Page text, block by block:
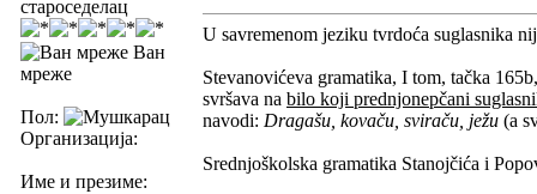
староседелац
Ван
мреже
Пол:
Организација:
Име и презиме:
U savremenom jeziku tvrdoća suglasnika
Stevanovićeva gramatika, I tom, tačka
svršava na bilo koji prednjonepčani
navodi: Dragašu, kovaču, sviraču, ježu (a
Srednjoškolska gramatika Stanojčića i